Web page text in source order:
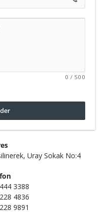
0 / 500
Uray Sokak No:4
3388
4836
9891